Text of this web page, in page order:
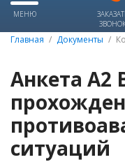
МЕНЮ
Главная Документы
Анкета А2
ситуаций